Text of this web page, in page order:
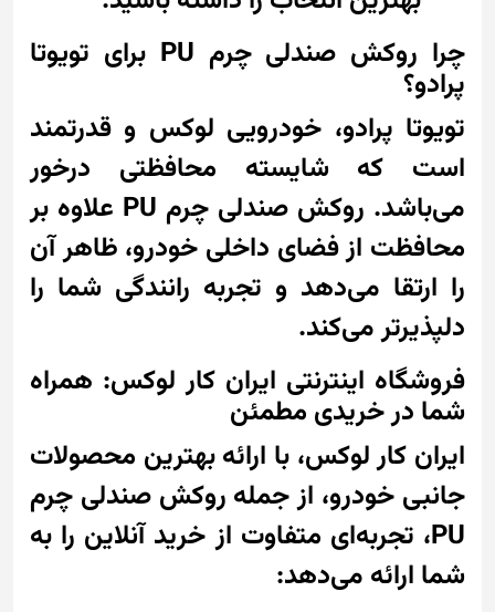
چرا روکش صندلی چرم PU برای تویوتا
پرادو؟
تویوتا پرادو، خودرویی لوکس و قدرتمند
است که شایسته محافظتی درخور
می‌باشد. روکش صندلی چرم PU علاوه بر
محافظت از فضای داخلی خودرو، ظاهر آن
را ارتقا می‌دهد و تجربه رانندگی شما را
دلپذیرتر می‌کند.
فروشگاه اینترنتی ایران کار لوکس: همراه
شما در خریدی مطمئن
ایران کار لوکس، با ارائه بهترین محصولات
جانبی خودرو، از جمله روکش صندلی چرم
PU، تجربه‌ای متفاوت از خرید آنلاین را به
شما ارائه می‌دهد: